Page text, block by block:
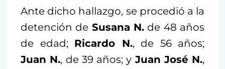
Ante dicho hallazgo, se procedió a la
detención de Susana N. de 48 años
de edad; Ricardo N., de 56 años;
Juan N., de 39 años; yJuan José N.,